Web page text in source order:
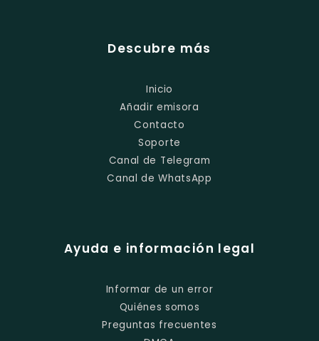
Descubre más
Inicio
Añadir emisora
Contacto
Soporte
Canal de Telegram
Canal de WhatsApp
Ayuda e información legal
Informar de un error
Quiénes somos
Preguntas frecuentes